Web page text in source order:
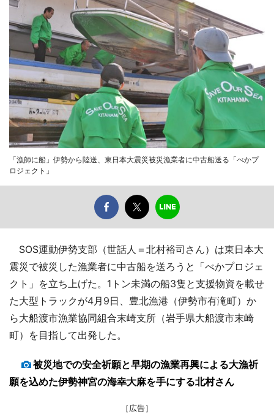
「漁師に船」伊勢から陸送、東日本大震災被災漁業者に中古船送る「べかプ
ロジェクト」
SOS運動伊勢支部（世話人＝北村裕司さん）は東日本大
震災で被災した漁業者に中古船を送ろうと「べかプロジェ
クト」を立ち上げた。1トン未満の船3隻と支援物資を載せ
た大型トラックが4月9日、豊北漁港（伊勢市有滝町）か
ら大船渡市漁業協同組合末崎支所（岩手県大船渡市末崎
町）を目指して出発した。
被災地での安全祈願と早期の漁業再興による大漁祈
願を込めた伊勢神宮の海幸大麻を手にする北村さん
［広告］